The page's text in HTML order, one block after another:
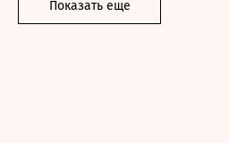
Показать еще